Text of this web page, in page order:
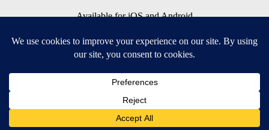
Available for iOS and Android
© 2026, NPG of Idaho, Inc. Idaho Falls, ID USA